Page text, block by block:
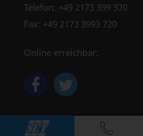
Telefon: +49 2173 399 370
Fax: +49 2173 3993 720
Online erreichbar: